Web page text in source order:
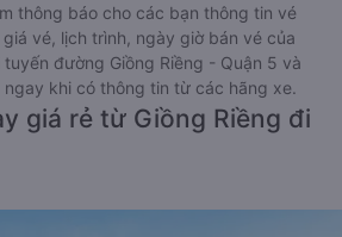
thông báo cho các bạn thông tin vé
vé, lịch trình, ngày giờ bán vé của
đường Giồng Riềng - Quận 5 và
ngay khi có thông tin từ các hãng xe.
giá rẻ từ Giồng Riềng đi